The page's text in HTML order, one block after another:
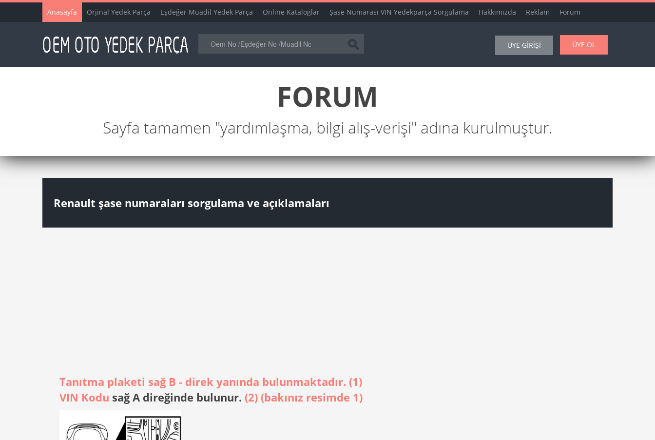
Anasayfa Orjinal Yedek Parça Eşdeğer Muadil Yedek Parça Online Kataloglar Şase Numarası VIN Yedekparça Sorgulama Hakkımızda Reklam Forum
ÜYE GİRİŞİ ÜYE OL
FORUM
Sayfa tamamen "yardımlaşma, bilgi alış-verişi" adına kurulmuştur.
Renault şase numaraları sorgulama ve açıklamaları
Tanıtma plaketi sağ B - direk yanında bulunmaktadır. (1)
VIN Kodu sağ A direğinde bulunur. (2) (bakınız resimde 1)